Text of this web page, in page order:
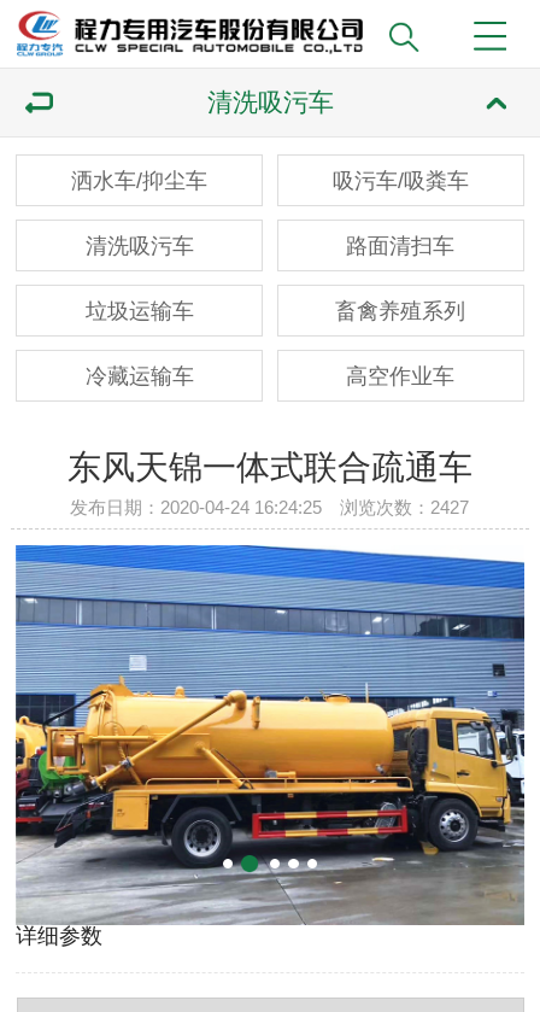
清洗吸污车
洒水车/抑尘车 吸污车/吸粪车
清洗吸污车 路面清扫车
垃圾运输车 畜禽养殖系列
冷藏运输车 高空作业车
东风天锦一体式联合疏通车
发布日期：2020-04-24 16:24:25 浏览次数： 2427
详细参数